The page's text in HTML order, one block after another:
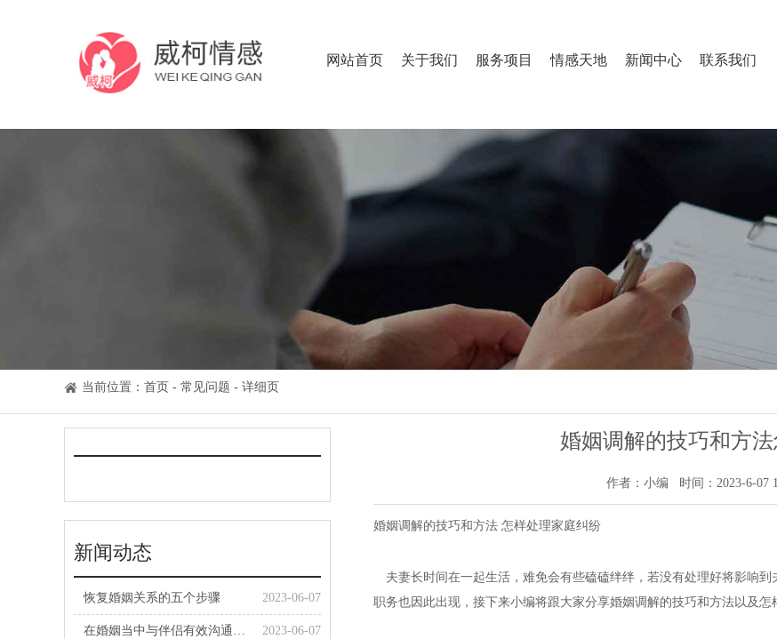
网站首页 关于我们 服务项目 情感天地 新闻中心 联系我们
当前位置： 首页 - 常见问题 - 详细页
婚姻调解的技巧和方
作者：小编 时间：2023-6-07
婚姻调解的技巧和方法 怎样处理家庭纠纷
夫妻长时间在一起生活，难免会有些磕磕绊绊，若没有处理好将影响
职务也因此出现，接下来小编将跟大家分享婚姻调解的技巧和方法以及怎
新闻动态
恢复婚姻关系的五个步骤 2023-06-07
在婚姻当中与伴侣有效沟通的方法 2023-06-07